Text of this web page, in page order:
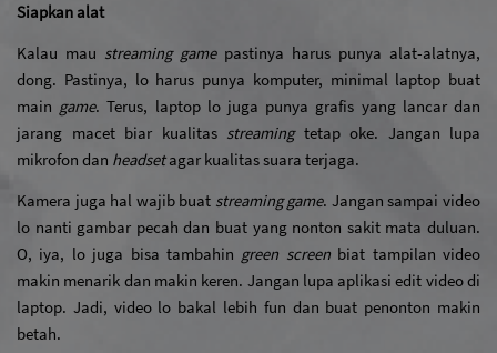
Siapkan alat
Kalau mau streaming game pastinya harus punya alat-alatnya,
dong. Pastinya, lo harus punya komputer, minimal laptop buat
main game. Terus, laptop lo juga punya grafis yang lancar dan
jarang macet biar kualitas streaming tetap oke. Jangan lupa
mikrofon dan headset agar kualitas suara terjaga.
Kamera juga hal wajib buat streaming game. Jangan sampai video
lo nanti gambar pecah dan buat yang nonton sakit mata duluan.
O, iya, lo juga bisa tambahin green screen biat tampilan video
makin menarik dan makin keren. Jangan lupa aplikasi edit video di
laptop. Jadi, video lo bakal lebih fun dan buat penonton makin
betah.